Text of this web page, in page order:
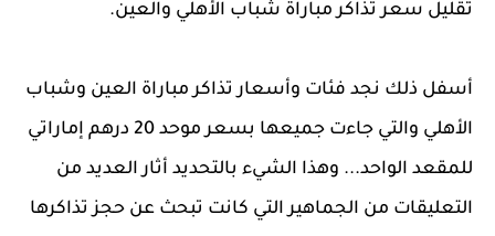
تقليل سعر تذاكر مباراة شباب الأهلي والعين.
أسفل ذلك نجد فئات وأسعار تذاكر مباراة العين وشباب
الأهلي والتي جاءت جميعها بسعر موحد 20 درهم إماراتي
للمقعد الواحد... وهذا الشيء بالتحديد أثار العديد من
التعليقات من الجماهير التي كانت تبحث عن حجز تذاكرها